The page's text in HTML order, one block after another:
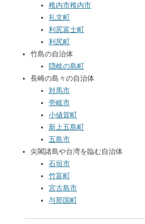
稚内市稚内市
礼文町
利尻富士町
利尻町
竹島の自治体
隠岐の島町
長崎の島々の自治体
対馬市
壱岐市
小値賀町
新上五島町
五島市
尖閣諸島や台湾を臨む自治体
石垣市
竹富町
宮古島市
与那国町